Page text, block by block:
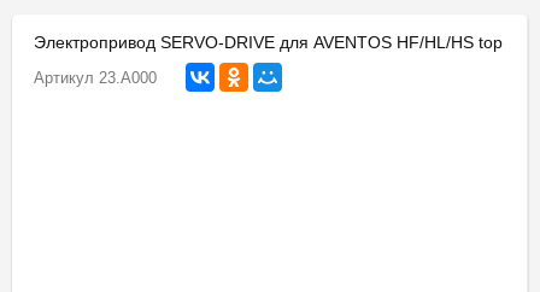
Электропривод SERVO-DRIVE для AVENTOS HF/HL/HS top
Артикул 23.A000